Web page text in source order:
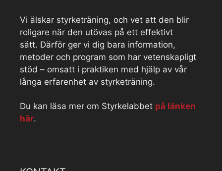
Vi älskar styrketräning, och vet att den blir
roligare när den utövas på ett effektivt
sätt. Därför ger vi dig bara information,
metoder och program som har vetenskapligt
stöd – omsatt i praktiken med hjälp av vår
långa erfarenhet av styrketräning.
Du kan läsa mer om Styrkelabbet på länken
här.